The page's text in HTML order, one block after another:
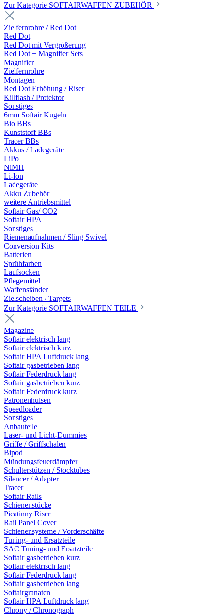
Zur Kategorie SOFTAIRWAFFEN ZUBEHÖR
Zielfernrohre / Red Dot
Red Dot
Red Dot mit Vergrößerung
Red Dot + Magnifier Sets
Magnifier
Zielfernrohre
Montagen
Red Dot Erhöhung / Riser
Killflash / Protektor
Sonstiges
6mm Softair Kugeln
Bio BBs
Kunststoff BBs
Tracer BBs
Akkus / Ladegeräte
LiPo
NiMH
Li-Ion
Ladegeräte
Akku Zubehör
weitere Antriebsmittel
Softair Gas/ CO2
Softair HPA
Sonstiges
Riemenaufnahmen / Sling Swivel
Conversion Kits
Batterien
Sprühfarben
Laufsocken
Pflegemittel
Waffenständer
Zielscheiben / Targets
Zur Kategorie SOFTAIRWAFFEN TEILE
Magazine
Softair elektrisch lang
Softair elektrisch kurz
Softair HPA Luftdruck lang
Softair gasbetrieben lang
Softair Federdruck lang
Softair gasbetrieben kurz
Softair Federdruck kurz
Patronenhülsen
Speedloader
Sonstiges
Anbauteile
Laser- und Licht-Dummies
Griffe / Griffschalen
Bipod
Mündungsfeuerdämpfer
Schulterstützen / Stocktubes
Silencer / Adapter
Tracer
Softair Rails
Schienenstücke
Picatinny Riser
Rail Panel Cover
Schienensysteme / Vorderschäfte
Tuning- und Ersatzteile
SAC Tuning- und Ersatzteile
Softair gasbetrieben kurz
Softair elektrisch lang
Softair Federdruck lang
Softair gasbetrieben lang
Softairgranaten
Softair HPA Luftdruck lang
Chrony / Chronograph